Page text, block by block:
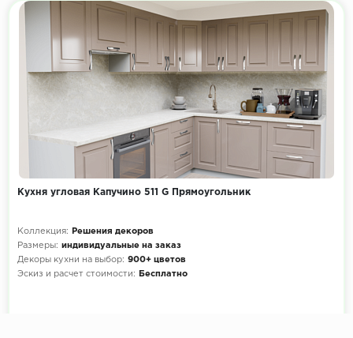
Кухня угловая Капучино 511 G Прямоугольник
Коллекция:
Решения декоров
Размеры: индивидуальные на заказ
Декоры кухни на выбор: 900+ цветов
Эскиз и расчет стоимости:
Бесплатно